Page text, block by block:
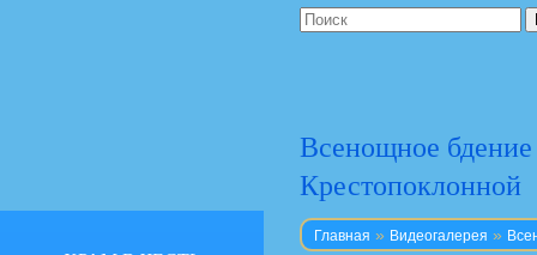
Всенощное
Крестопоклонной
Главная » Видеогалерея »